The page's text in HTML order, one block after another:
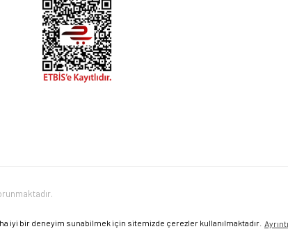
iyi bir deneyim sunabilmek için sitemizde çerezler kullanılmaktadır.